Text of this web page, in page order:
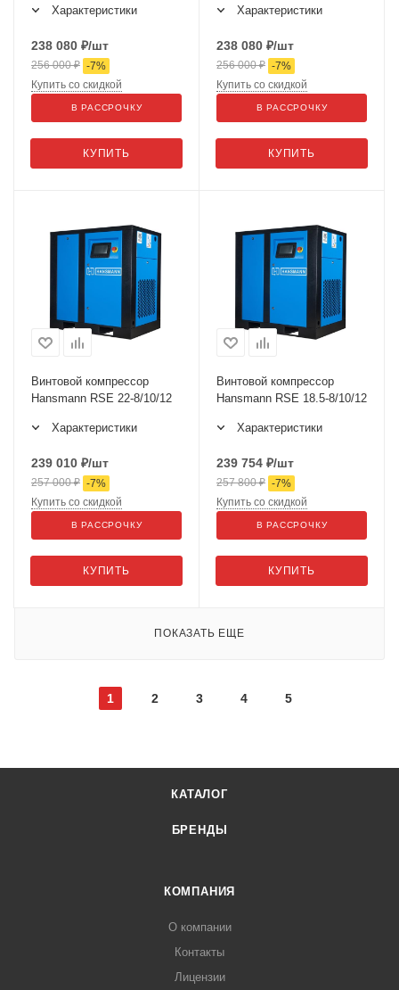
Характеристики
238 080 ₽/шт
256 000₽ -7%
КУПИТЬ
Купить со скидкой
В РАССРОЧКУ
Характеристики
238 080 ₽/шт
256 000₽ -7%
КУПИТЬ
Купить со скидкой
В РАССРОЧКУ
Винтовой компрессор
Hansmann RSE 22-8/10/12
Характеристики
239 010 ₽/шт
257 000₽ -7%
КУПИТЬ
Купить со скидкой
В РАССРОЧКУ
Винтовой компрессор
Hansmann RSE 18.5-8/10/12
Характеристики
239 754 ₽/шт
257 800₽ -7%
КУПИТЬ
Купить со скидкой
В РАССРОЧКУ
ПОКАЗАТЬ ЕЩЕ
1 2 3 4 5
КАТАЛОГ
БРЕНДЫ
КОМПАНИЯ
О компании
Контакты
Лицензии